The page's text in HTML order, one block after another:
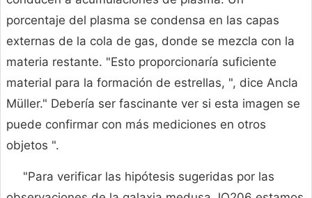
porcentaje del plasma se condensa en las capas
externas de la cola de gas, donde se mezcla con la
materia restante. "Esto proporcionaría suficiente
material para la formación de estrellas, ", dice Ancla
Müller." Debería ser fascinante ver si esta imagen se
puede confirmar con más mediciones en otros
objetos ".
"Para verificar las hipótesis sugeridas por las